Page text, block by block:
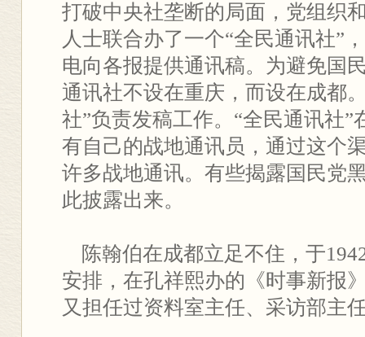
打破中央社垄断的局面，党组织
人士联合办了一个“全民通讯社”
电向各报提供通讯稿。为避免国
通讯社不设在重庆，而设在成都
社”负责发稿工作。“全民通讯社”
有自己的战地通讯员，通过这个
许多战地通讯。有些揭露国民党
此披露出来。
陈翰伯在成都立足不住，于
安排，在孔祥熙办的《时事新报
又担任过资料室主任、采访部主